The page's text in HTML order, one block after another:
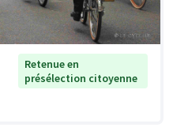
Retenue en
présélection citoyenne